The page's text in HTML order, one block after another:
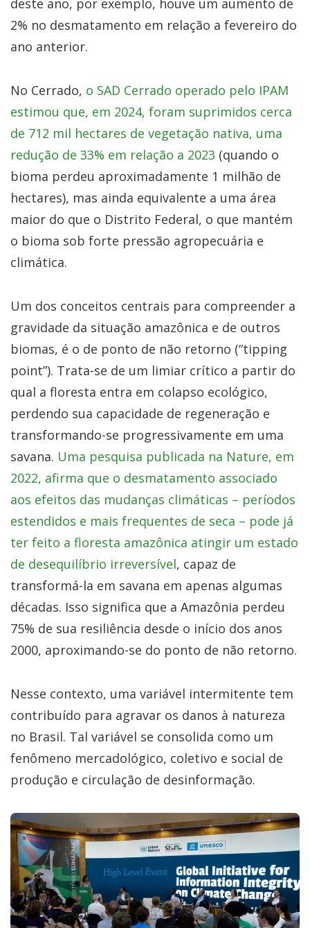
deste ano, por exemplo, houve um aumento de
2% no desmatamento em relação a fevereiro do
ano anterior.
No Cerrado, o SAD Cerrado operado pelo IPAM
estimou que, em 2024, foram suprimidos cerca
de 712 mil hectares de vegetação nativa, uma
redução de 33% em relação a 2023 (quando o
bioma perdeu aproximadamente 1 milhão de
hectares), mas ainda equivalente a uma área
maior do que o Distrito Federal, o que mantém
o bioma sob forte pressão agropecuária e
climática.
Um dos conceitos centrais para compreender a
gravidade da situação amazônica e de outros
biomas, é o de ponto de não retorno (“tipping
point”). Trata-se de um limiar crítico a partir do
qual a floresta entra em colapso ecológico,
perdendo sua capacidade de regeneração e
transformando-se progressivamente em uma
savana. Uma pesquisa publicada na Nature, em
2022, afirma que o desmatamento associado
aos efeitos das mudanças climáticas – períodos
estendidos e mais frequentes de seca – pode já
ter feito a floresta amazônica atingir um estado
de desequilíbrio irreversível, capaz de
transformá-la em savana em apenas algumas
décadas. Isso significa que a Amazônia perdeu
75% de sua resiliência desde o início dos anos
2000, aproximando-se do ponto de não retorno.
Nesse contexto, uma variável intermitente tem
contribuído para agravar os danos à natureza
no Brasil. Tal variável se consolida como um
fenômeno mercadológico, coletivo e social de
produção e circulação de desinformação.